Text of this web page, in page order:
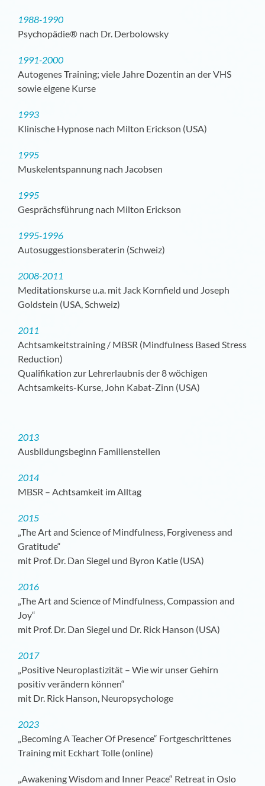
1988-1990
Psychopädie® nach Dr. Derbolowsky
1991-2000
Autogenes Training; viele Jahre Dozentin an der VHS
sowie eigene Kurse
1993
Klinische Hypnose nach Milton Erickson (USA)
1995
Muskelentspannung nach Jacobsen
1995
Gesprächsführung nach Milton Erickson
1995-1996
Autosuggestionsberaterin (Schweiz)
2008-2011
Meditationskurse u.a. mit Jack Kornfield und Joseph
Goldstein (USA, Schweiz)
2011
Achtsamkeitstraining / MBSR (Mindfulness Based Stress
Reduction)
Qualifikation zur Lehrerlaubnis der 8 wöchigen
Achtsamkeits-Kurse, John Kabat-Zinn (USA)
2013
Ausbildungsbeginn Familienstellen
2014
MBSR – Achtsamkeit im Alltag
2015
„The Art and Science of Mindfulness, Forgiveness and
Gratitude“
mit Prof. Dr. Dan Siegel und Byron Katie (USA)
2016
„The Art and Science of Mindfulness, Compassion and
Joy“
mit Prof. Dr. Dan Siegel und Dr. Rick Hanson (USA)
2017
„Positive Neuroplastizität – Wie wir unser Gehirn
positiv verändern können“
mit Dr. Rick Hanson, Neuropsychologe
2023
„Becoming A Teacher Of Presence“ Fortgeschrittenes
Training mit Eckhart Tolle (online)
„Awakening Wisdom and Inner Peace“ Retreat in Oslo